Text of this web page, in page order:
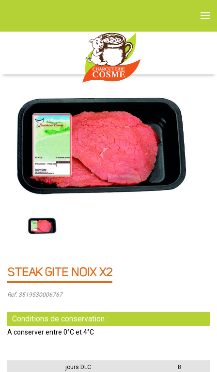
STEAK GITE NOIX X2
Ref. 3519530006767
Conditions de conservation :
A conserver entre 0°C et 4°C
jours DLC
8